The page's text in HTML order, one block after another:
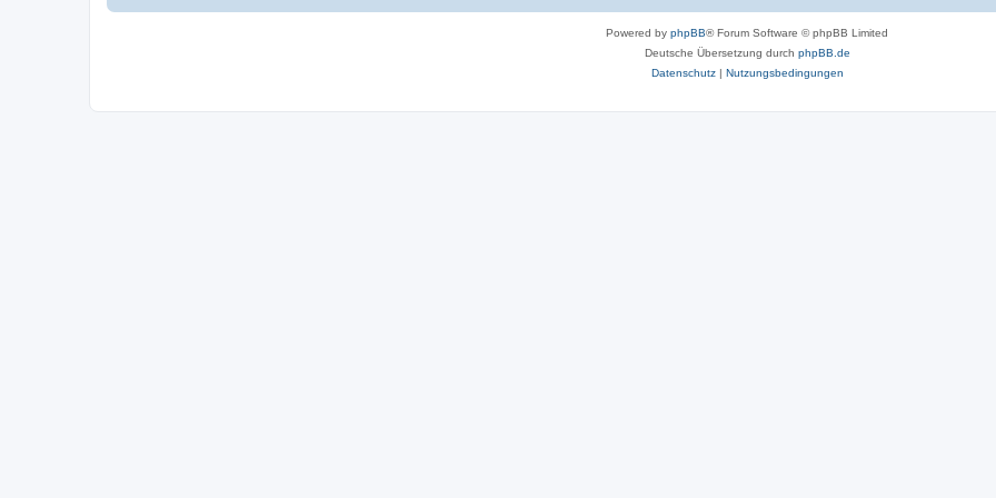
r
Powered by phpBB® Forum Software © phpBB Limited
Deutsche Übersetzung durch phpBB.de
Datenschutz| Nutzungsbedingungen